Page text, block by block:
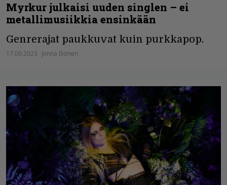
Myrkur julkaisi uuden singlen – ei
metallimusiikkia ensinkään
Genrerajat paukkuvat kuin purkkapop.
17.09.2023 Jonna Ikonen